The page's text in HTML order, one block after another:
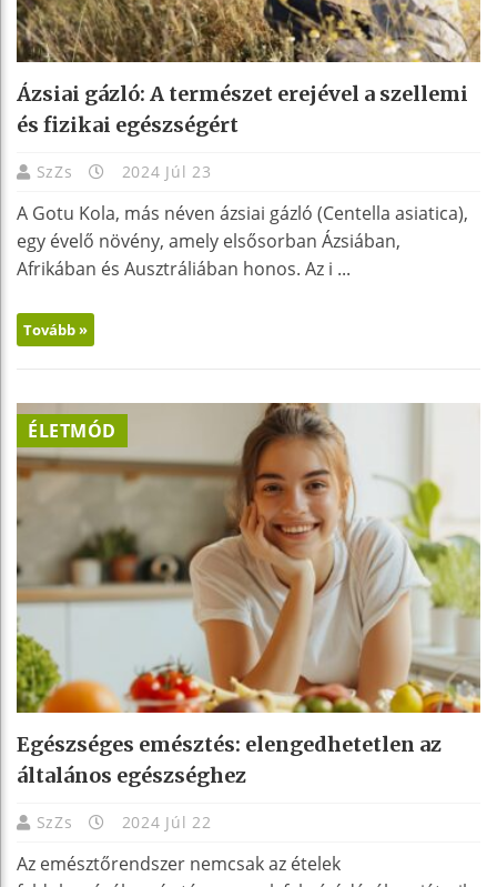
Ázsiai gázló: A természet erejével a szellemi
és fizikai egészségért
SzZs 2024 Júl 23
A Gotu Kola, más néven ázsiai gázló (Centella asiatica),
egy évelő növény, amely elsősorban Ázsiában,
Afrikában és Ausztráliában honos. Az i ...
Tovább »
ÉLETMÓD
Egészséges emésztés: elengedhetetlen az
általános egészséghez
SzZs 2024 Júl 22
Az emésztőrendszer nemcsak az ételek